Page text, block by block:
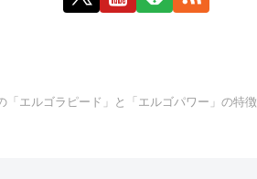
「エルゴラピード」と「エルゴパワー」の特徴